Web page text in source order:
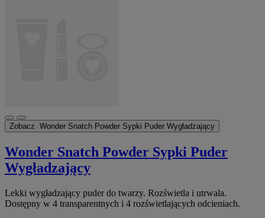
Zobacz Wonder Snatch Powder Sypki Puder Wygładzający
Wonder Snatch Powder Sypki Puder
Wygładzający
Lekki wygładzający puder do twarzy. Rozświetla i utrwala.
Dostępny w 4 transparentnych i 4 rozświetlających odcieniach.